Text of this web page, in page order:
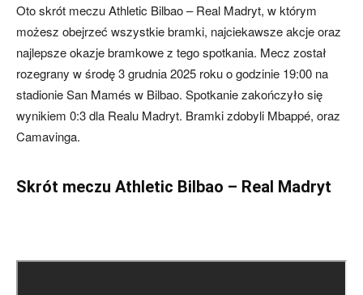
Oto skrót meczu Athletic Bilbao – Real Madryt, w którym
możesz obejrzeć wszystkie bramki, najciekawsze akcje oraz
najlepsze okazje bramkowe z tego spotkania. Mecz został
rozegrany w środę 3 grudnia 2025 roku o godzinie 19:00 na
stadionie San Mamés w Bilbao. Spotkanie zakończyło się
wynikiem 0:3 dla Realu Madryt. Bramki zdobyli Mbappé, oraz
Camavinga.
Skrót meczu Athletic Bilbao – Real Madryt